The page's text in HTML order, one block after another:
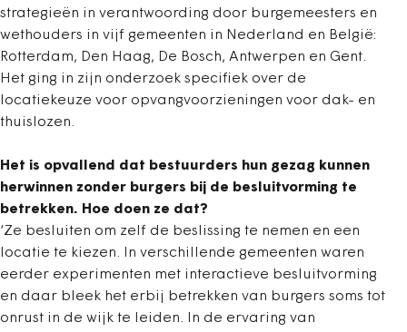
strategieën in verantwoording door burgemeesters en
wethouders in vijf gemeenten in Nederland en België:
Rotterdam, Den Haag, De Bosch, Antwerpen en Gent.
Het ging in zijn onderzoek specifiek over de
locatiekeuze voor opvangvoorzieningen voor dak- en
thuislozen.
Het is opvallend dat bestuurders hun gezag kunnen
herwinnen zonder burgers bij de besluitvorming te
betrekken. Hoe doen ze dat?
‘Ze besluiten om zelf de beslissing te nemen en een
locatie te kiezen. In verschillende gemeenten waren
eerder experimenten met interactieve besluitvorming
en daar bleek het erbij betrekken van burgers soms tot
onrust in de wijk te leiden. In de ervaring van